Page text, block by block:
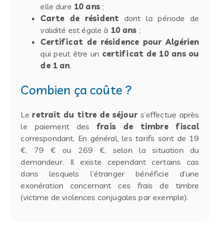
elle dure 10 ans;
Carte de résident dont la période de
validité est égale à 10 ans ;
Certificat de résidence pour Algérien
qui peut être un certificat de 10 ans ou
de 1 an.
Combien ça coûte ?
Le retrait du titre de séjours’effectue après
le paiement desfrais de timbre fiscal
correspondant. En général, les tarifs sont de 19
€, 79 € ou 269 €, selon la situation du
demandeur. Il existe cependant certains cas
dans lesquels l’étranger bénéficie d’une
exonération concernant ces frais de timbre
(victime de violences conjugales par exemple).